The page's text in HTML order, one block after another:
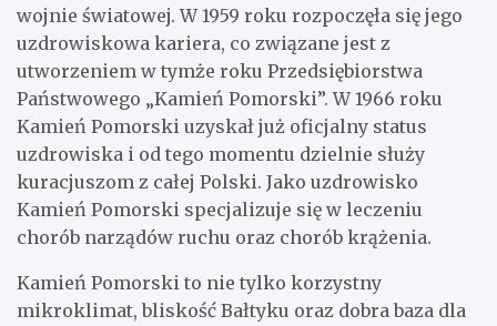
wojnie światowej. W 1959 roku rozpoczęła się jego
uzdrowiskowa kariera, co związane jest z
utworzeniem w tymże roku Przedsiębiorstwa
Państwowego „Kamień Pomorski”. W 1966 roku
Kamień Pomorski uzyskał już oficjalny status
uzdrowiska i od tego momentu dzielnie służy
kuracjuszom z całej Polski. Jako uzdrowisko
Kamień Pomorski specjalizuje się w leczeniu
chorób narządów ruchu oraz chorób krążenia.
Kamień Pomorski to nie tylko korzystny
mikroklimat, bliskość Bałtyku oraz dobra baza dla